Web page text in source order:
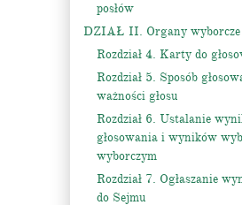
posłów
DZIAŁ II. Organy wyborcze
Rozdział 4. Karty do
Rozdział 5. Sposób
ważności głosu
Rozdział 6. Ustalanie
głosowania i wyników
wyborczym
Rozdział 7. Ogłaszanie
do Sejmu